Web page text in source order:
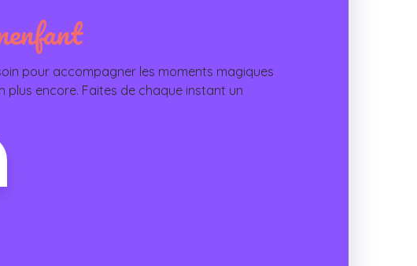
pour accompagner les moments magiques
plus encore. Faites de chaque instant un